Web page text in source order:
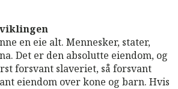
en eie alt. Mennesker, stater,
Det er den absolutte eiendom, og
forsvant slaveriet, så forsvant
eiendom over kone og barn. Hvis